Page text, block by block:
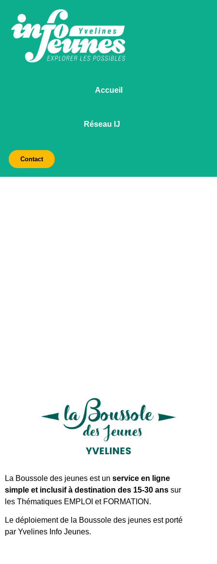
Accueil
Réseau IJ
Contact
La Boussole des jeunes est un service en ligne
simple et inclusif à destination des 15-30 ans sur
les Thématiques EMPLOI et FORMATION.
Le déploiement de la Boussole des jeunes est porté
par Yvelines Info Jeunes.